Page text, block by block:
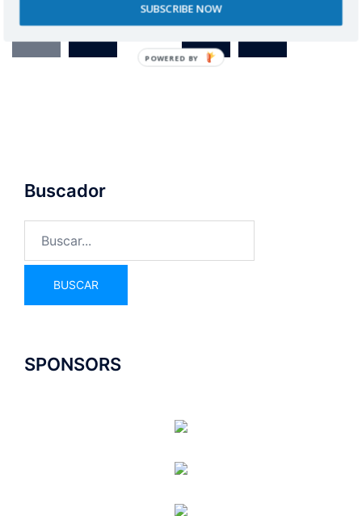
Buscador
SPONSORS
SUBSCRIBE NOW
POWERED BY